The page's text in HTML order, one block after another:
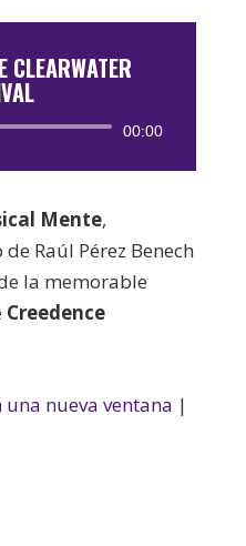
CLEARWATER
00:00
Mente,
Raúl Pérez Benech
la memorable
Creedence
nueva ventana |